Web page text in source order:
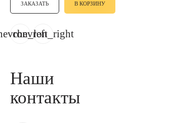
ЗАКАЗАТЬ В КОРЗИНУ
chevron_right
Наши
контакты